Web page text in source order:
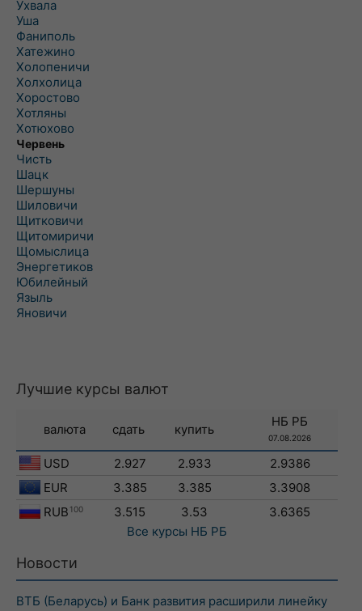
Ухвала
Уша
Фаниполь
Хатежино
Холопеничи
Холхолица
Хоростово
Хотляны
Хотюхово
Червень
Чисть
Шацк
Шершуны
Шиловичи
Щитковичи
Щитомиричи
Щомыслица
Энергетиков
Юбилейный
Языль
Яновичи
Лучшие курсы валют
валюта сдать купить
НБ РБ
07.08.2026
USD 2.927 2.933
2.9386
EUR
3.385 3.385
3.3908
RUB 100 3.515 3.53
3.6365
Все курсы НБ РБ
Новости
ВТБ (Беларусь) и Банк развития расширили линейку